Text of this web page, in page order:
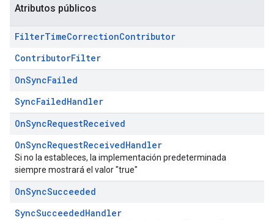
Atributos públicos
FilterTimeCorrectionContributor
ContributorFilter
OnSyncFailed
SyncFailedHandler
OnSyncRequestReceived
OnSyncRequestReceivedHandler
Si no la estableces, la implementación predeterminada
siempre mostrará el valor "true"
OnSyncSucceeded
SyncSucceededHandler